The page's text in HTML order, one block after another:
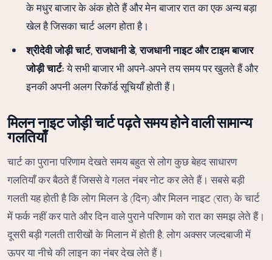
के मधुर बाजार के अंक होते हैं और मेन बाजार रात का एक अन्य बड़ा
खेल है जिसका चार्ट अलग होता है।
श्रीदेवी जोड़ी चार्ट, राजधानी डे, राजधानी नाइट और टाइम बाजार
जोड़ी चार्ट:ये सभी बाजार भी अपने-अपने तय समय पर खुलते हैं और
इनकी अपनी अलग रिकॉर्ड सूचियाँ होती हैं।
मिलन नाइट जोड़ी चार्ट पढ़ते समय होने वाली सामान्य
गलतियाँ
चार्ट का पुराना परिणाम देखते समय बहुत से लोग कुछ बेहद साधारण
गलतियाँ कर बैठते हैं जिससे वे गलत नंबर नोट कर लेते हैं। सबसे बड़ी
गलती यह होती है कि लोग मिलन डे (दिन) और मिलन नाइट (रात) के चार्ट
में फर्क नहीं कर पाते और दिन वाले पुराने परिणाम को रात का समझ लेते हैं।
दूसरी बड़ी गलती तारीखों के मिलान में होती है; लोग अक्सर जल्दबाजी में
ऊपर या नीचे की लाइन का नंबर देख लेते हैं।